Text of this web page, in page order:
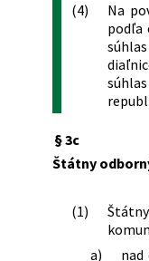
(4)
Na
podľa
§ 3c
Štátny
(1)
a)